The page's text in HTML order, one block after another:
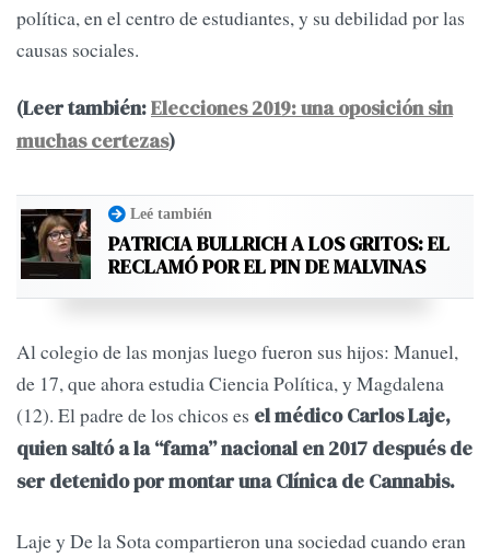
política, en el centro de estudiantes, y su debilidad por las
causas sociales.
(Leer también:Elecciones 2019: una oposición sin
muchas certezas)
Leé también
PATRICIA BULLRICH A LOS GRITOS: EL
RECLAMÓ POR EL PIN DE MALVINAS
Al colegio de las monjas luego fueron sus hijos: Manuel,
de 17, que ahora estudia Ciencia Política, y Magdalena
(12). El padre de los chicos es el médico Carlos Laje,
quien saltó a la “fama” nacional en 2017 después de
ser detenido por montar una Clínica de Cannabis.
Laje y De la Sota compartieron una sociedad cuando eran